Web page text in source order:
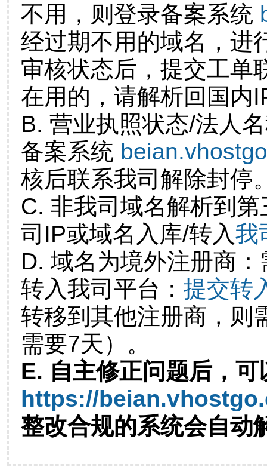
不用，则登录备案系统
经过期不用的域名，进
审核状态后，提交工单
在用的，请解析回国内
B. 营业执照状态/法人
备案系统
核后联系我司解除封停
C. 非我司域名解析到
司IP或域名入库/转入我
D. 域名为境外注册商
转入我司平台： 提交转
转移到其他注册商，则
需要7天）。
E. 自主修正问题后，可
https://
整改合规的系统会自动